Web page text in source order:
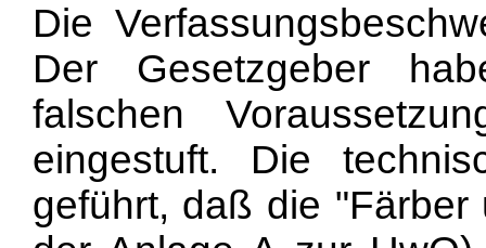
Die
Der Gesetzgeber
falschen
eingestuft. Die
geführt, daß die "Färber